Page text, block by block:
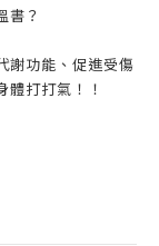
書？
謝功能、促進受傷
打打氣！！